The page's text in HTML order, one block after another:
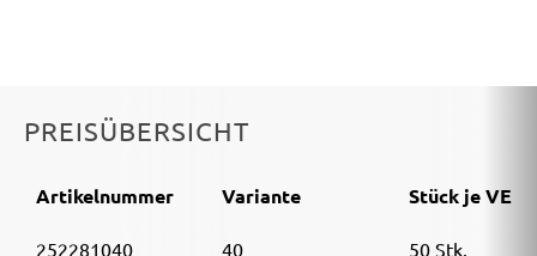
PREISÜBERSICHT
Artikelnummer Variante Stück je VE
252281040 40 50 Stk.